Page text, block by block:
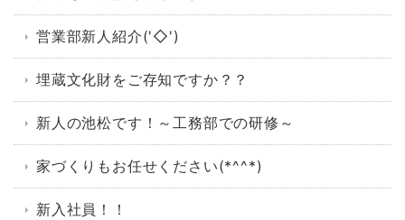
営業部新人紹介('◇')ゞ
埋蔵文化財をご存知ですか？？
新人の池松です！～工務部での研修～
家づくりもお任せください(*^^*)
新入社員！！